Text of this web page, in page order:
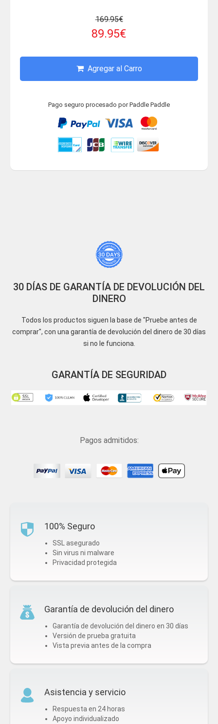
169.95€
89.95€
Agregar al Carro
Pago seguro procesado por Paddle Paddle
30 DÍAS DE GARANTÍA DE DEVOLUCIÓN DEL
DINERO
Todos los productos siguen la base de "Pruebe antes de
comprar", con una garantía de devolución del dinero de 30 días
si no le funciona.
GARANTÍA DE SEGURIDAD
Pagos admitidos:
100% Seguro
SSL asegurado
Sin virus ni malware
Privacidad protegida
Garantía de devolución del dinero
Garantía de devolución del dinero en 30 días
Versión de prueba gratuita
Vista previa antes de la compra
Asistencia y servicio
Respuesta en 24 horas
Apoyo individualizado